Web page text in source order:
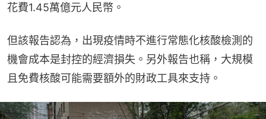
花費1.45萬億元人民幣。
但該報告認為，出現疫情時不進行常態化核酸檢測的
機會成本是封控的經濟損失。另外報告也稱，大規模
且免費核酸可能需要額外的財政工具來支持。